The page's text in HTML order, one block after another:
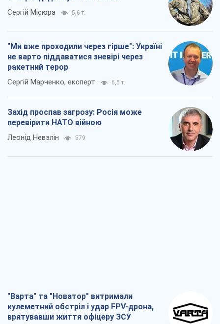
Сергій Місюра 5,6 т.
"Ми вже проходили через гірше": Україні
не варто піддаватися зневірі через
ракетний терор
Сергій Марченко, експерт 6,5 т.
Захід проспав загрозу: Росія може
перевірити НАТО війною
Леонід Невзлін 579
"Варта" та "Новатор" витримали
кулеметний обстріл і удар FPV-дрона,
врятувавши життя офіцеру ЗСУ